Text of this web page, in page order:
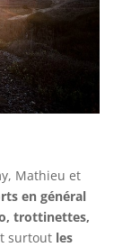
Mathieu et
en général
trottinettes,
surtout les